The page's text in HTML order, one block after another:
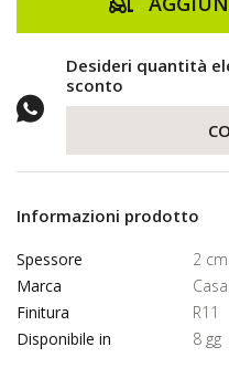
Desideri quantità
sconto
Informazioni prodotto
Spessore
2 cm
Marca
Finitura
R11
Disponibile in
8 gg